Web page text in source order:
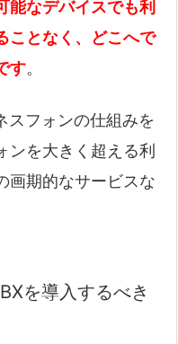
能なデバイスでも利
ことなく、どこへで
す。
スフォンの仕組みを
ンを大きく超える利
画期的なサービスな
を導入するべき